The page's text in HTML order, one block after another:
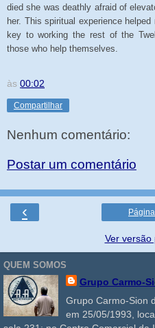
died she was deathly afraid of
her. This spiritual experience
key to working the rest of the
those who help themselves.
às 00:02
Compartilhar
Nenhum comentário:
Postar um comentário
‹
Ver versão
QUEM SOMOS
Grupo Carmo-
Grupo Carmo-Sion
em 25/05/1993,